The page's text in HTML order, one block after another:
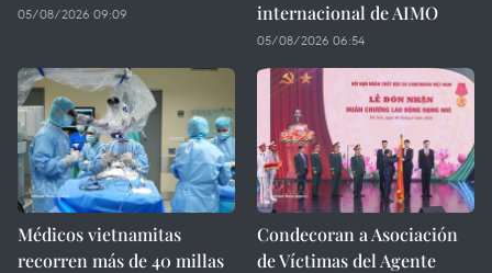
05/08/2026 09:09
internacional de AIMO
05/08/2026 06:54
Médicos vietnamitas
recorren más de 40 millas
Condecoran a Asociación
de Víctimas del Agente